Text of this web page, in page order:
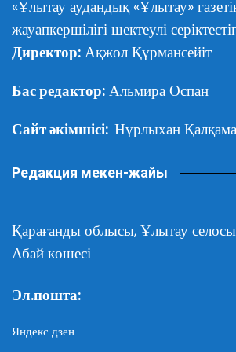
«Ұлытау аудандық «Ұлытау»
жауапкершілігі шектеулі
Директор: Ақжол Құрмансейіт
Бас редактор: Альмира Оспан
Сайт әкімшісі: Нұрлыхан
Редакция мекен-жайы
Қарағанды облысы, Ұлытау
Абай көшесі
Эл.пошта:
Яндекс дзен